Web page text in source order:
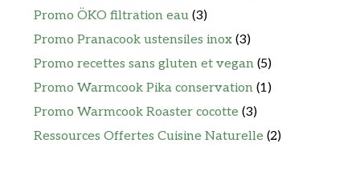
Promo ÖKO filtration eau (3)
Promo Pranacook ustensiles inox (3)
Promo recettes sans gluten et vegan (5)
Promo Warmcook Pika conservation (1)
Promo Warmcook Roaster cocotte (3)
Ressources Offertes Cuisine Naturelle (2)